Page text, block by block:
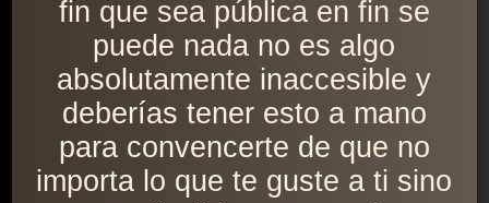
fin que sea pública en fin se
puede nada no es algo
absolutamente inaccesible y
deberías tener esto a mano
para convencerte de que no
importa lo que te guste a ti sino